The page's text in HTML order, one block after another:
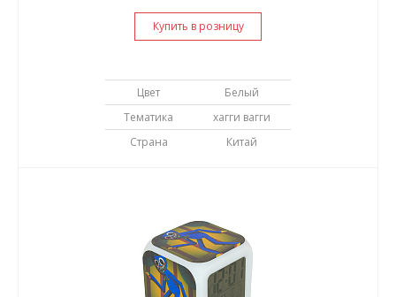
Купить в розницу
Цвет
Белый
Тематика
хагги вагги
Страна
Китай